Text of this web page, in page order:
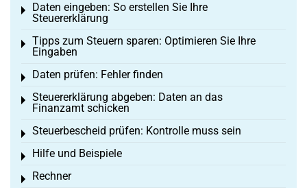
Daten eingeben: So erstellen Sie Ihre
Steuererklärung
Toggle menu
Tipps zum Steuern sparen: Optimieren Sie Ihre
Eingaben
Toggle menu
Daten prüfen: Fehler finden
Toggle menu
Steuererklärung abgeben: Daten an das
Finanzamt schicken
Toggle menu
Steuerbescheid prüfen: Kontrolle muss sein
Toggle menu
Hilfe und Beispiele
Toggle menu
Rechner
Toggle menu